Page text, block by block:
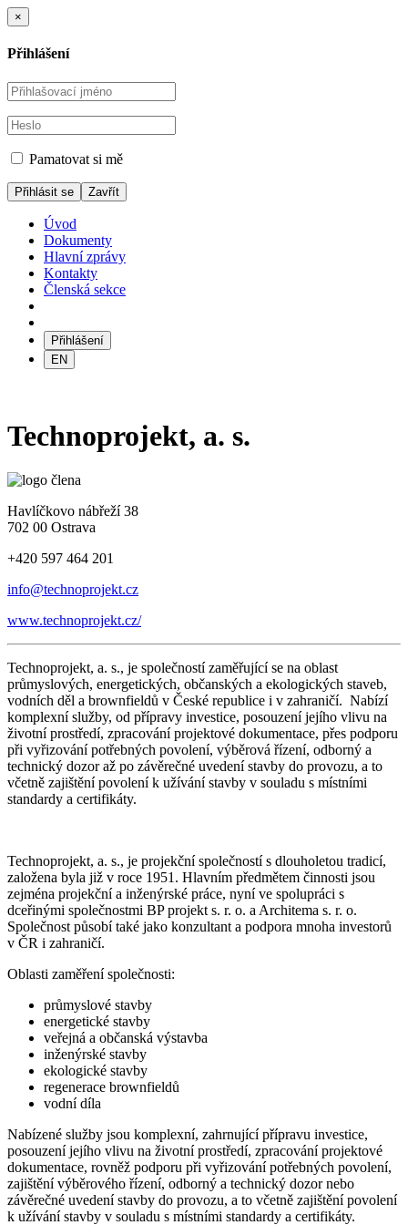
×
Přihlášení
Pamatovat si mě
Zavřít
Úvod
Dokumenty
Hlavní zprávy
Kontakty
Členská sekce
Přihlášení
EN
Technoprojekt, a. s.
Havlíčkovo nábřeží 38
702 00 Ostrava
+420 597 464 201
info@technoprojekt.cz
www.technoprojekt.cz/
Technoprojekt, a. s., je společností zaměřující se na oblast
průmyslových, energetických, občanských a ekologických staveb,
vodních děl a brownfieldů v České republice i v zahraničí. Nabízí
komplexní služby, od přípravy investice, posouzení jejího vlivu na
životní prostředí, zpracování projektové dokumentace, přes podporu
při vyřizování potřebných povolení, výběrová řízení, odborný a
technický dozor až po závěrečné uvedení stavby do provozu, a to
včetně zajištění povolení k užívání stavby v souladu s místními
standardy a certifikáty.
Technoprojekt, a. s., je projekční společností s dlouholetou tradicí,
založena byla již v roce 1951. Hlavním předmětem činnosti jsou
zejména projekční a inženýrské práce, nyní ve spolupráci s
dceřinými společnostmi BP projekt s. r. o. a Architema s. r. o.
Společnost působí také jako konzultant a podpora mnoha investorů
v ČR i zahraničí.
Oblasti zaměření společnosti:
průmyslové stavby
energetické stavby
veřejná a občanská výstavba
inženýrské stavby
ekologické stavby
regenerace brownfieldů
vodní díla
Nabízené služby jsou komplexní, zahrnující přípravu investice,
posouzení jejího vlivu na životní prostředí, zpracování projektové
dokumentace, rovněž podporu při vyřizování potřebných povolení,
zajištění výběrového řízení, odborný a technický dozor nebo
závěrečné uvedení stavby do provozu, a to včetně zajištění povolení
k užívání stavby v souladu s místními standardy a certifikáty.